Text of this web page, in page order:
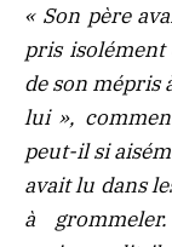
« Son père
pris isolément
de son mépris
lui »,
peut-il si
avait lu dans
à